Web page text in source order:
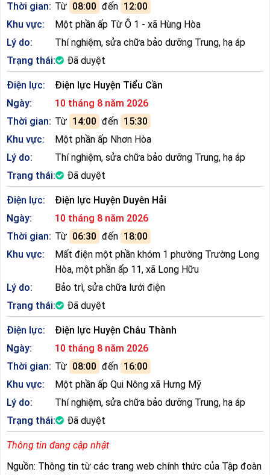
Thời gian: Từ 08:00 đến 12:00
Khu vực:
Một phần ấp Từ Ô 1 - xã Hùng Hòa
Lý do:
Thí nghiệm, sửa chữa bảo dưỡng Trung, hạ áp
Trạng thái:
Đã duyệt
Điện lực:
Điện lực Huyện Tiểu Cần
Ngày:
10 tháng 8 năm 2026
Thời gian: Từ 14:00 đến 15:30
Khu vực:
Một phần ấp Nhơn Hòa
Lý do:
Thí nghiệm, sửa chữa bảo dưỡng Trung, hạ áp
Trạng thái:
Đã duyệt
Điện lực:
Điện lực Huyện Duyên Hải
Ngày:
10 tháng 8 năm 2026
Thời gian: Từ 06:30 đến 18:00
Khu vực:
Mất điện một phần khóm 1 phường Trường Long
Hòa, một phần ấp 11, xã Long Hữu
Lý do:
Bảo trì, sửa chữa lưới điện
Trạng thái:
Đã duyệt
Điện lực:
Điện lực Huyện Châu Thành
Ngày:
10 tháng 8 năm 2026
Thời gian: Từ 08:00 đến 16:00
Khu vực:
Một phần ấp Qui Nông xã Hưng Mỹ
Lý do:
Thí nghiệm, sửa chữa bảo dưỡng Trung, hạ áp
Trạng thái:
Đã duyệt
Thông tin đang cập nhật
Nguồn: Thông tin từ các trang web chính thức của Tập đoàn